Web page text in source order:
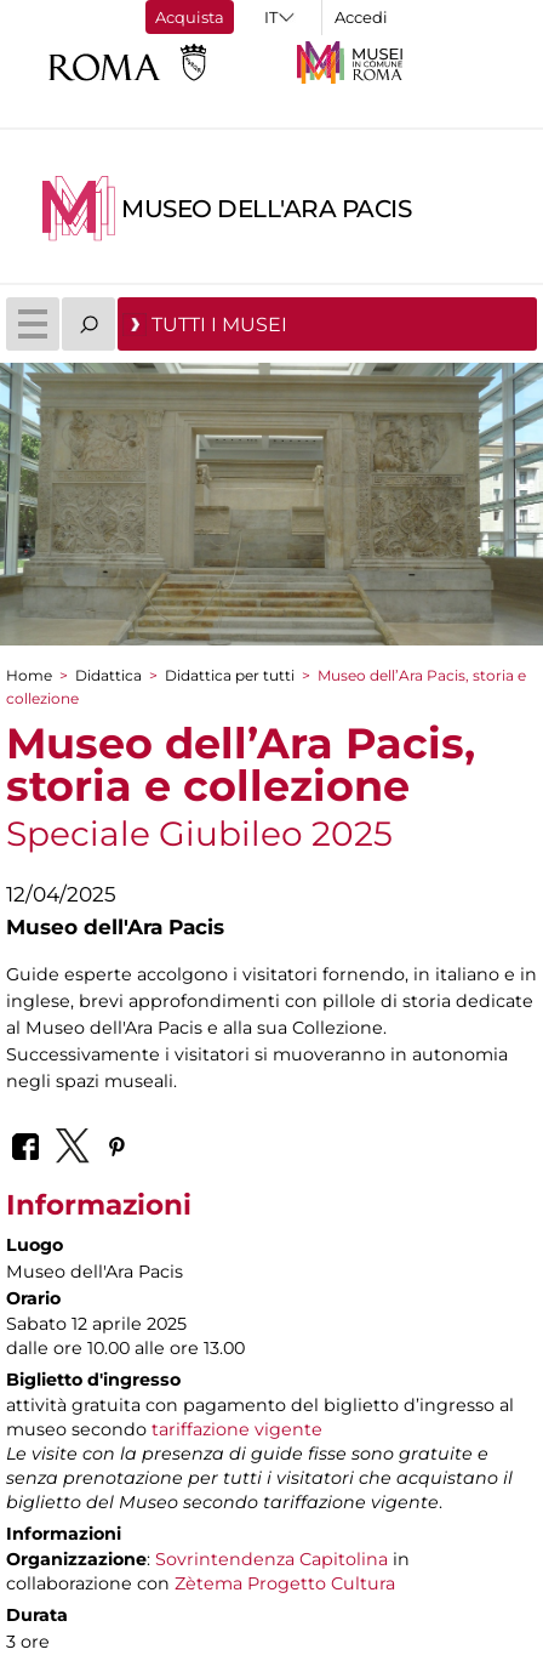
Acquista Accedi
MUSEO DELL'ARA PACIS
TUTTI I MUSEI
Tu sei qui
Home > Didattica > Didattica per tutti > Museo dell’Ara Pacis, storia e
collezione
Museo dell’Ara Pacis,
storia e collezione
Speciale Giubileo 2025
12/04/2025
Museo dell'Ara Pacis
Guide esperte accolgono i visitatori fornendo, in italiano e in
inglese, brevi approfondimenti con pillole di storia dedicate
al Museo dell'Ara Pacis e alla sua Collezione.
Successivamente i visitatori si muoveranno in autonomia
negli spazi museali.
Informazioni
Luogo
Museo dell'Ara Pacis
Orario
Sabato 12 aprile 2025
dalle ore 10.00 alle ore 13.00
Biglietto d'ingresso
attività gratuita con pagamento del biglietto d’ingresso al
museo secondo tariffazione vigente
Le visite con la presenza di guide fisse sono gratuite e
senza prenotazione per tutti i visitatori che acquistano il
biglietto del Museo secondo tariffazione vigente.
Informazioni
Organizzazione: Sovrintendenza Capitolina in
collaborazione con Zètema Progetto Cultura
Durata
3 ore